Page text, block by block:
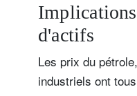
d'actifs
Les prix du
industriels ont